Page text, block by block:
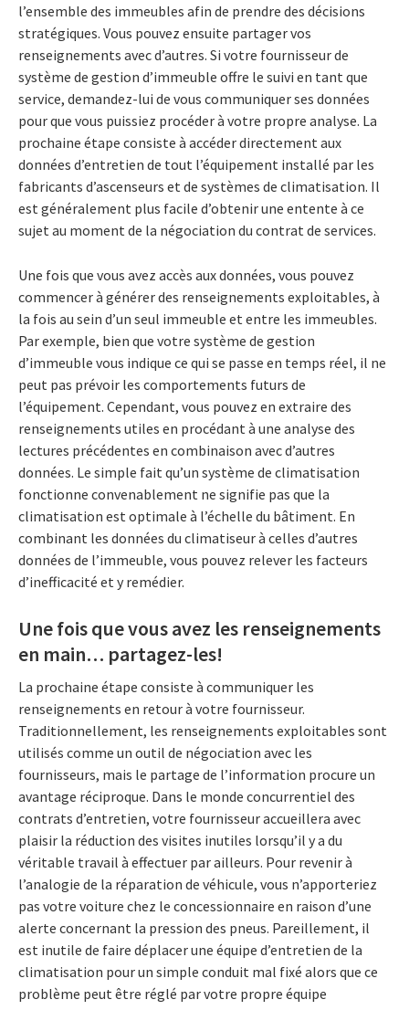
l’ensemble des immeubles afin de prendre des décisions
stratégiques. Vous pouvez ensuite partager vos
renseignements avec d’autres. Si votre fournisseur de
système de gestion d’immeuble offre le suivi en tant que
service, demandez-lui de vous communiquer ses données
pour que vous puissiez procéder à votre propre analyse. La
prochaine étape consiste à accéder directement aux
données d’entretien de tout l’équipement installé par les
fabricants d’ascenseurs et de systèmes de climatisation. Il
est généralement plus facile d’obtenir une entente à ce
sujet au moment de la négociation du contrat de services.
Une fois que vous avez accès aux données, vous pouvez
commencer à générer des renseignements exploitables, à
la fois au sein d’un seul immeuble et entre les immeubles.
Par exemple, bien que votre système de gestion
d’immeuble vous indique ce qui se passe en temps réel, il ne
peut pas prévoir les comportements futurs de
l’équipement. Cependant, vous pouvez en extraire des
renseignements utiles en procédant à une analyse des
lectures précédentes en combinaison avec d’autres
données. Le simple fait qu’un système de climatisation
fonctionne convenablement ne signifie pas que la
climatisation est optimale à l’échelle du bâtiment. En
combinant les données du climatiseur à celles d’autres
données de l’immeuble, vous pouvez relever les facteurs
d’inefficacité et y remédier.
Une fois que vous avez les renseignements
en main… partagez-les!
La prochaine étape consiste à communiquer les
renseignements en retour à votre fournisseur.
Traditionnellement, les renseignements exploitables sont
utilisés comme un outil de négociation avec les
fournisseurs, mais le partage de l’information procure un
avantage réciproque. Dans le monde concurrentiel des
contrats d’entretien, votre fournisseur accueillera avec
plaisir la réduction des visites inutiles lorsqu’il y a du
véritable travail à effectuer par ailleurs. Pour revenir à
l’analogie de la réparation de véhicule, vous n’apporteriez
pas votre voiture chez le concessionnaire en raison d’une
alerte concernant la pression des pneus. Pareillement, il
est inutile de faire déplacer une équipe d’entretien de la
climatisation pour un simple conduit mal fixé alors que ce
problème peut être réglé par votre propre équipe